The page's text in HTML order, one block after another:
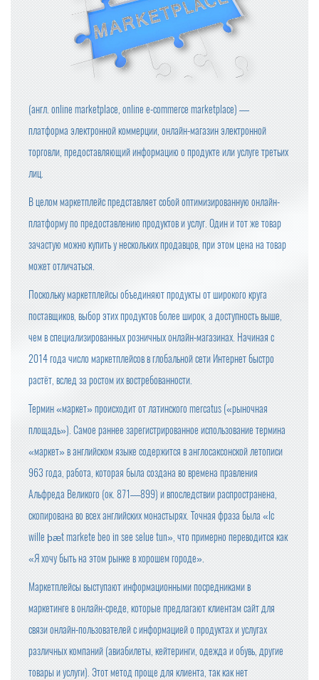
(англ. online marketplace, online e-commerce marketplace) —
платформа электронной коммерции, онлайн-магазин электронной
торговли, предоставляющий информацию о продукте или услуге третьих
лиц.
В целом маркетплейс представляет собой оптимизированную онлайн-
платформу по предоставлению продуктов и услуг. Один и тот же товар
зачастую можно купить у нескольких продавцов, при этом цена на товар
может отличаться.
Поскольку маркетплейсы объединяют продукты от широкого круга
поставщиков, выбор этих продуктов более широк, а доступность выше,
чем в специализированных розничных онлайн-магазинах. Начиная с
2014 года число маркетплейсов в глобальной сети Интернет быстро
растёт, вслед за ростом их востребованности.
Термин «маркет» происходит от латинского mercatus («рыночная
площадь»). Самое раннее зарегистрированное использование термина
«маркет» в английском языке содержится в англосаксонской летописи
963 года, работа, которая была создана во времена правления
Альфреда Великого (ок. 871—899) и впоследствии распространена,
скопирована во всех английских монастырях. Точная фраза была «Ic
wille þæt markete beo in see selue tun», что примерно переводится как
«Я хочу быть на этом рынке в хорошем городе».
Маркетплейсы выступают информационными посредниками в
маркетинге в онлайн-среде, которые предлагают клиентам сайт для
связи онлайн-пользователей с информацией о продуктах и услугах
различных компаний (авиабилеты, кейтеринги, одежда и обувь, другие
товары и услуги). Этот метод проще для клиента, так как нет